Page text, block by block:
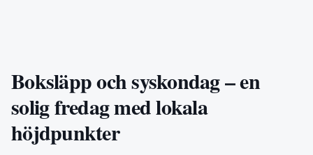
Boksläpp och syskondag – en
solig fredag med lokala
höjdpunkter